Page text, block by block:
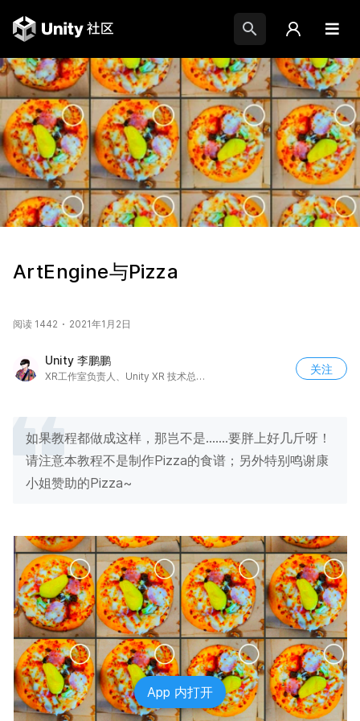
ArtEngine与Pizza
阅读 1442 2021年1月2日
Unity 李鹏鹏
XR工作室负责人、Unity XR 技术总监、国美外聘导师
关注
如果教程都做成这样，那岂不是.......要胖上好几斤呀！
请注意本教程不是制作Pizza的食谱；另外特别鸣谢康
小姐赞助的Pizza~
App 内打开